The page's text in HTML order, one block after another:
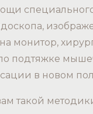
монитор,
подтяжке
в новом
такой